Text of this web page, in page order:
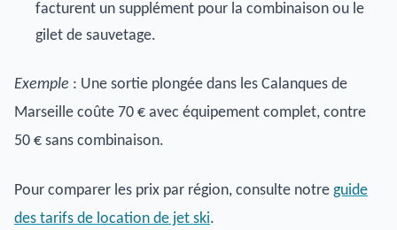
facturent un supplément pour la combinaison ou le
gilet de sauvetage.
Exemple : Une sortie plongée dans les Calanques de
Marseille coûte 70 € avec équipement complet, contre
50 € sans combinaison.
Pour comparer les prix par région, consulte notre guide
des tarifs de location de jet ski.